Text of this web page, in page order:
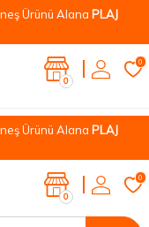
Ürünü Alana PLAJ
0
0
Ürünü Alana PLAJ
0
0